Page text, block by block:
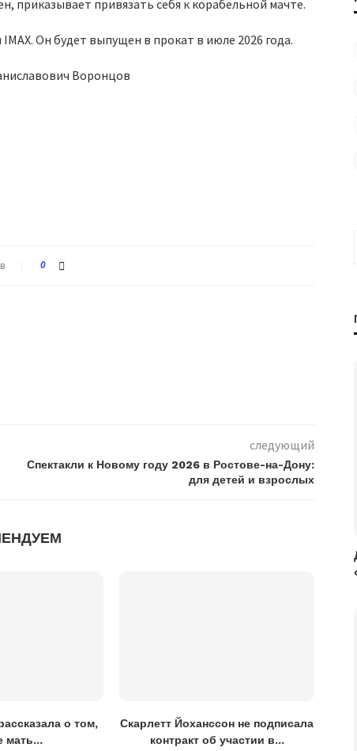
приказывает привязать себя к корабельной мачте.
Он будет выпущен в прокат в июле 2026 года.
Воронцов
0
следующий
Спектакли к Новому году 2026 в Ростове-на-Дону:
для детей и взрослых
о том,
мать...
Скарлетт Йоханссон не подписала
контракт об участии в...